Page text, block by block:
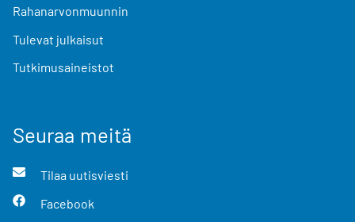
Rahanarvonmuunnin
Tulevat julkaisut
Tutkimusaineistot
Seuraa meitä
Tilaa uutisviesti
Facebook